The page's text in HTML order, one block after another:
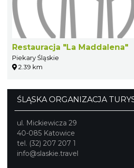
Restauracja "La Maddalena"
Piekary Śląskie
2.39 km
ŚLĄSKA ORGANIZACJA
ul. Mickiewicza 29
40-085 Katowice
tel. (32) 207 207 1
info@slaskie.travel